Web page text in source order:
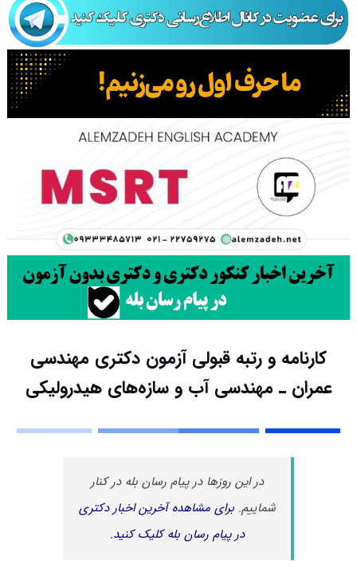
کارنامه و رتبه قبولی آزمون دکتری ﻣﻬﻨﺪسی
ﻋﻤﺮان ـ مهندسی آب و ﺳﺎزهﻫﺎی هیدرولیکی
در این روزها در پیام رسان بله در کنار
شماییم.برای مشاهده آخرین اخبار دکتری
در پیام رسان بله کلیک کنید.